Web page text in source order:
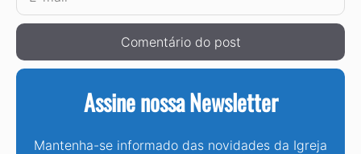
mail
Assine nossa Newsletter
Mantenha-se informado das novidades da Igreja